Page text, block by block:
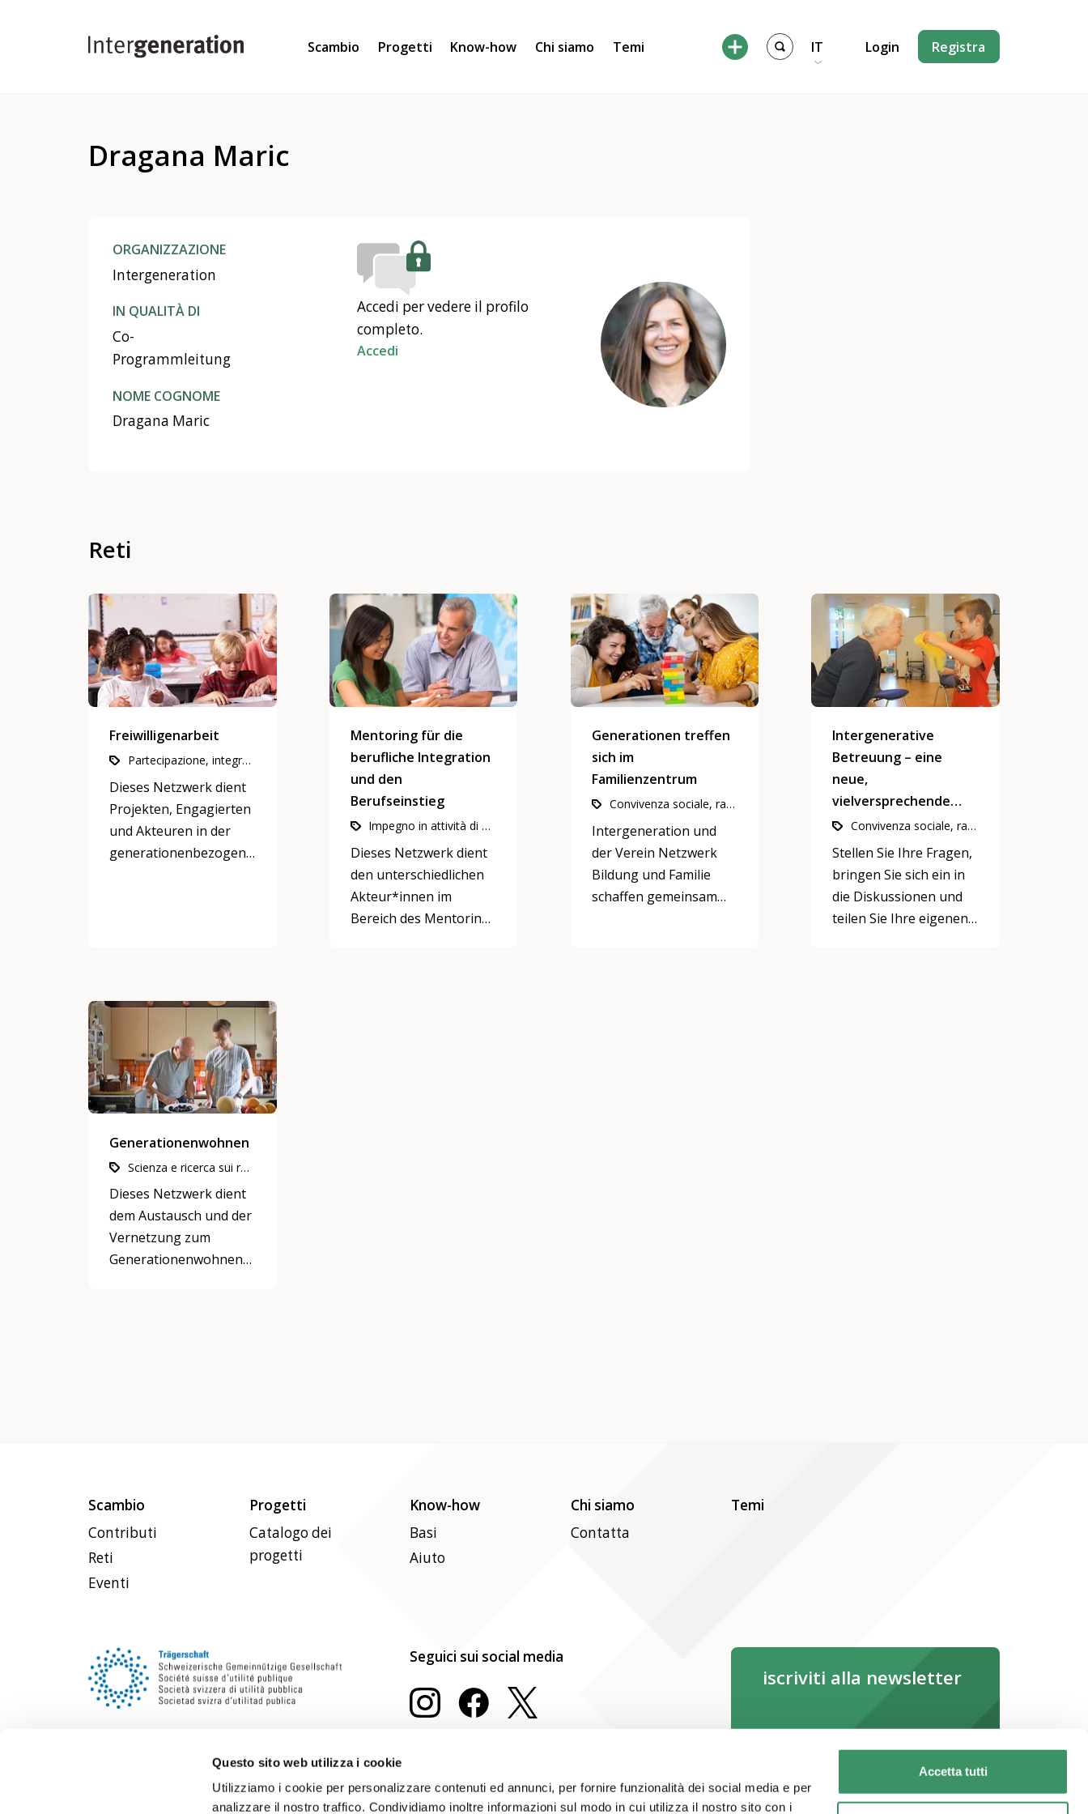
Questo sito web utilizza i cookie
Utilizziamo i cookie per personalizzare contenuti ed annunci, per fornire funzionalità dei social media e per
analizzare il nostro traffico. Condividiamo inoltre informazioni sul modo in cui utilizza il nostro sito con i
Accetta tutti
Scambio Progetti Know-how Chi siamo Temi IT Login Registra
Dragana Maric
ORGANIZZAZIONE
Intergeneration
IN QUALITÀ DI
Co-
Programmleitung
NOME COGNOME
Dragana Maric
Accedi per vedere il profilo
completo.
Accedi
Reti
Freiwilligenarbeit
Partecipazione, integrazione e inclusione, Impegno in attività di utilità pubblica
Dieses Netzwerk dient
Projekten, Engagierten
und Akteuren in der
generationenbezogenen
Mentoring für die
berufliche Integration
und den
Berufseinstieg
Impegno in attività di utilità pubblica, Economia e lavoro, Mentoring
Dieses Netzwerk dient
den unterschiedlichen
Akteur*innen im
Bereich des Mentoring
Generationen treffen
sich im
Familienzentrum
Convivenza sociale, rapporti di vicinato e di quartiere, Partecipazione, integrazione e inclusione
Intergeneration und
der Verein Netzwerk
Bildung und Familie
schaffen gemeinsam
Intergenerative
Betreuung – eine
neue,
vielversprechende
Entwicklung
Convivenza sociale, rapporti di vicinato e di quartiere, Partecipazione, integrazione e inclusione, Incontro delle generazioni nell’accudimento
Stellen Sie Ihre Fragen,
bringen Sie sich ein in
die Diskussionen und
teilen Sie Ihre eigenen
Generationenwohnen
Scienza e ricerca sui rapporti fra le generazioni, Convivenza sociale, rapporti di vicinato e di quartiere, Abitazioni intergenerazionali
Dieses Netzwerk dient
dem Austausch und der
Vernetzung zum
Generationenwohnen
Scambio
Contributi
Reti
Eventi
Progetti
Catalogo dei
progetti
Know-how
Basi
Aiuto
Chi siamo
Contatta
Temi
Seguici sui social media
iscriviti alla newsletter